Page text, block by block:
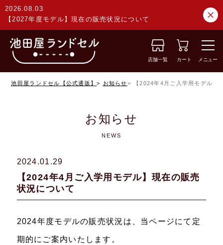
2026.08.03
【2027年度モデル】現在の販売状況について
店舗一覧 カート メニュー
池田屋ランドセル【公式通販】 お知らせ 【2024年4月ご入学用モデル】
お知らせ
NEWS
2024.01.29
【2024年4月ご入学用モデル】現在の販売
状況について
2024年度モデルの販売状況は、当ページにて定
期的にご案内いたします。